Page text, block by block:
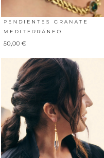
PENDIENTES GRANATE
MEDITERRÁNEO
50,00 €